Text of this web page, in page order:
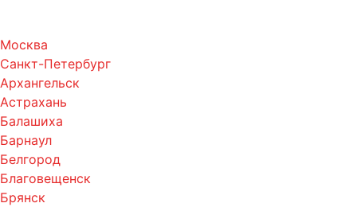
Москва
Санкт-Петербург
Архангельск
Астрахань
Балашиха
Барнаул
Белгород
Благовещенск
Брянск